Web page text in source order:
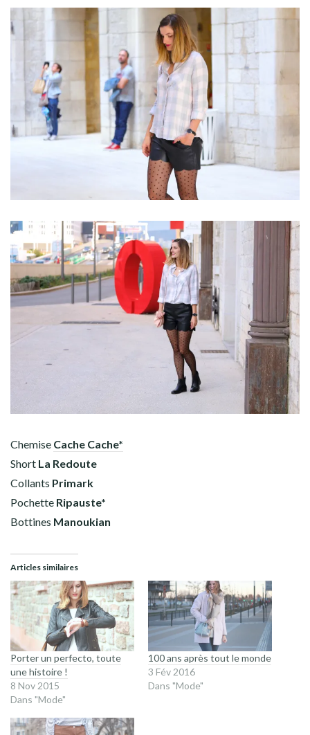
Chemise Cache Cache*
Short La Redoute
Collants Primark
Pochette Ripauste*
Bottines Manoukian
Articles similaires
Porter un perfecto, toute
une histoire !
8 Nov 2015
Dans "Mode"
100 ans après tout le monde
3 Fév 2016
Dans "Mode"